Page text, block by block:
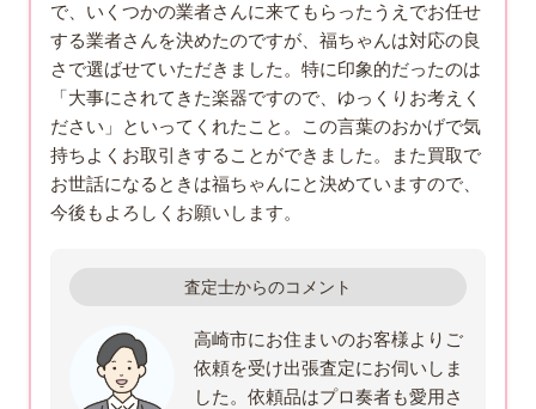
で、いくつかの業者さんに来てもらったうえでお任せ
する業者さんを決めたのですが、福ちゃんは対応の良
さで選ばせていただきました。特に印象的だったのは
「大事にされてきた楽器ですので、ゆっくりお考えく
ださい」といってくれたこと。この言葉のおかげで気
持ちよくお取引きすることができました。また買取で
お世話になるときは福ちゃんにと決めていますので、
今後もよろしくお願いします。
査定士からのコメント
高崎市にお住まいのお客様よりご
依頼を受け出張査定にお伺いしま
した。依頼品はプロ奏者も愛用さ